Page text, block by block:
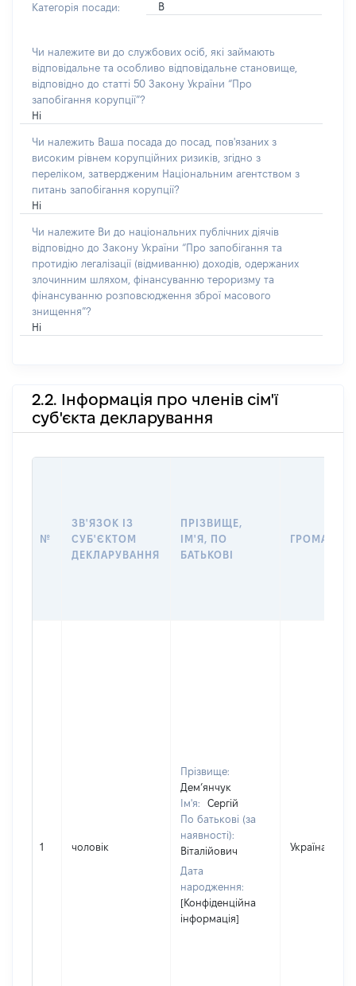
Категорія посади: В
Чи належите ви до службових осіб, які займають
відповідальне та особливо відповідальне становище,
відповідно до статті 50 Закону України “Про
запобігання корупції”?
Ні
Чи належить Ваша посада до посад, пов'язаних з
високим рівнем корупційних ризиків, згідно з
переліком, затвердженим Національним агентством з
питань запобігання корупції?
Ні
Чи належите Ви до національних публічних діячів
відповідно до Закону України “Про запобігання та
протидію легалізації (відмиванню) доходів, одержаних
злочинним шляхом, фінансуванню тероризму та
фінансуванню розповсюдження зброї масового
знищення”?
Ні
2.2. Інформація про членів сім'ї
суб'єкта декларування
№
ЗВ'ЯЗОК ІЗ
СУБ'ЄКТОМ
ДЕКЛАРУВАННЯ
ПРІЗВИЩЕ,
ІМ'Я, ПО
БАТЬКОВІ
1 чоловік
Прізвище:
Дем’янчук
Ім'я:
Сергій
По батькові (за
наявності):
Віталійович
Дата
народження:
[Конфіденційна
інформація]
Україна